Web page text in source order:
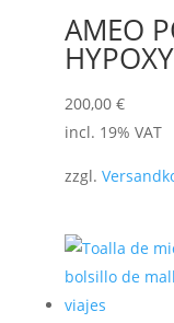
AMEO
200,00 €
incl. 19% VAT
zzgl.